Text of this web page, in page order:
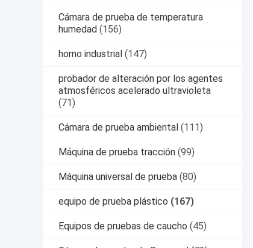
Cámara de prueba de temperatura
humedad (156)
horno industrial (147)
probador de alteración por los agentes
atmosféricos acelerado ultravioleta
(71)
Cámara de prueba ambiental (111)
Máquina de prueba tracción (99)
Máquina universal de prueba (80)
equipo de prueba plástico (167)
Equipos de pruebas de caucho (45)